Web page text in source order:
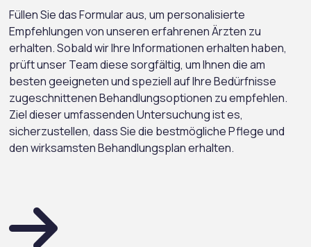
Füllen Sie das Formular aus, um personalisierte
Empfehlungen von unseren erfahrenen Ärzten zu
erhalten. Sobald wir Ihre Informationen erhalten haben,
prüft unser Team diese sorgfältig, um Ihnen die am
besten geeigneten und speziell auf Ihre Bedürfnisse
zugeschnittenen Behandlungsoptionen zu empfehlen.
Ziel dieser umfassenden Untersuchung ist es,
sicherzustellen, dass Sie die bestmögliche Pflege und
den wirksamsten Behandlungsplan erhalten.